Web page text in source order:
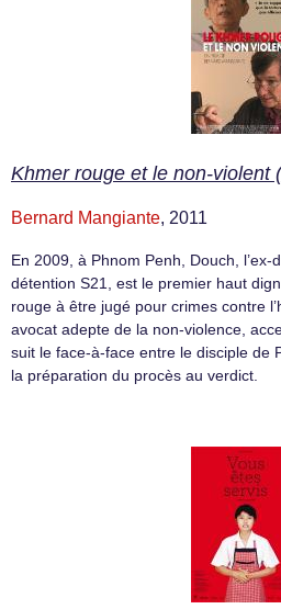
Khmer rouge et le non-violent
Bernard Mangiante, 2011
En 2009, à Phnom Penh, Douch,
détention S21, est le premier haut
rouge à être jugé pour crimes contre
avocat adepte de la non-violence,
suit le face-à-face entre le disciple de
la préparation du procès au verdict.